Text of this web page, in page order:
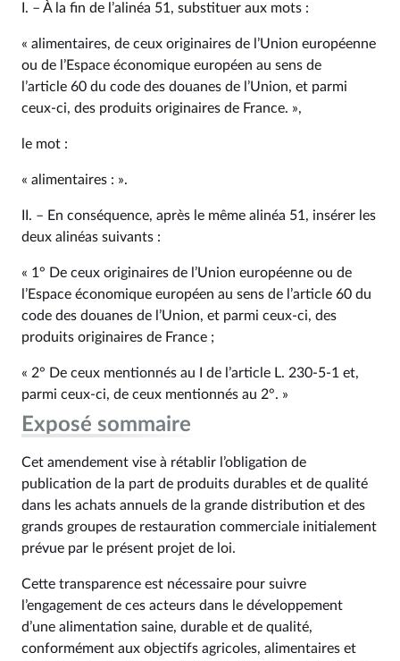
I. – À la fin de l’alinéa 51, substituer aux mots :
« alimentaires, de ceux originaires de l’Union européenne
ou de l’Espace économique européen au sens de
l’article 60 du code des douanes de l’Union, et parmi
ceux-ci, des produits originaires de France. »,
le mot :
« alimentaires : ».
II. – En conséquence, après le même alinéa 51, insérer les
deux alinéas suivants :
« 1° De ceux originaires de l’Union européenne ou de
l’Espace économique européen au sens de l’article 60 du
code des douanes de l’Union, et parmi ceux-ci, des
produits originaires de France ;
« 2° De ceux mentionnés au I de l’article L. 230‑5‑1 et,
parmi ceux-ci, de ceux mentionnés au 2°. »
Exposé sommaire
Cet amendement vise à rétablir l’obligation de
publication de la part de produits durables et de qualité
dans les achats annuels de la grande distribution et des
grands groupes de restauration commerciale initialement
prévue par le présent projet de loi.
Cette transparence est nécessaire pour suivre
l’engagement de ces acteurs dans le développement
d’une alimentation saine, durable et de qualité,
conformément aux objectifs agricoles, alimentaires et